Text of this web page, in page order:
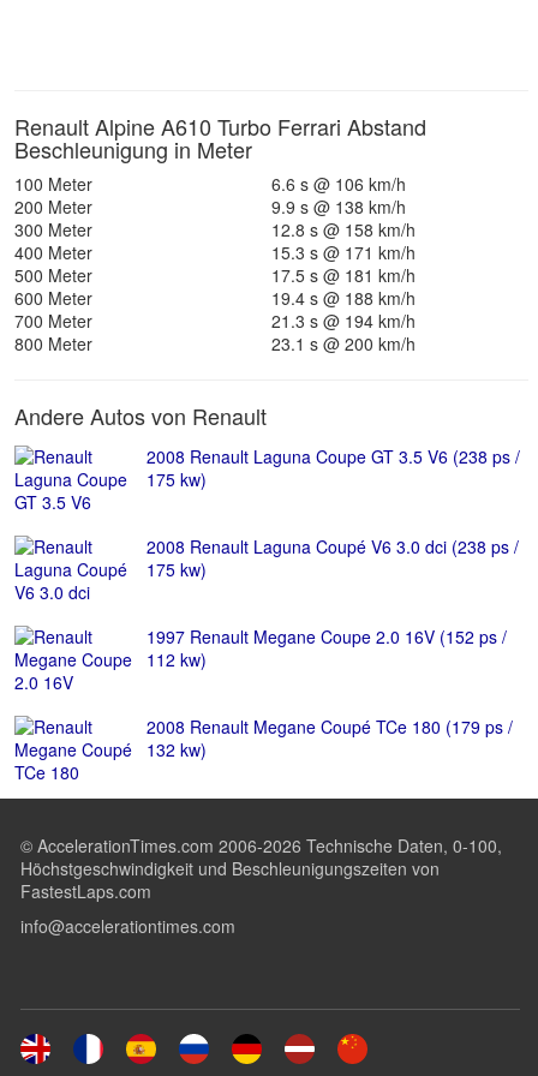
Renault Alpine A610 Turbo Ferrari Abstand
Beschleunigung in Meter
100 Meter
6.6 s @ 106 km/h
200 Meter
9.9 s @ 138 km/h
300 Meter
12.8 s @ 158 km/h
400 Meter
15.3 s @ 171 km/h
500 Meter
17.5 s @ 181 km/h
600 Meter
19.4 s @ 188 km/h
700 Meter
21.3 s @ 194 km/h
800 Meter
23.1 s @ 200 km/h
Andere Autos von Renault
2008 Renault Laguna Coupe GT 3.5 V6 (238 ps /
175 kw)
2008 Renault Laguna Coupé V6 3.0 dci (238 ps /
175 kw)
1997 Renault Megane Coupe 2.0 16V (152 ps /
112 kw)
2008 Renault Megane Coupé TCe 180 (179 ps /
132 kw)
© AccelerationTimes.com 2006-2026 Technische Daten, 0-100,
Höchstgeschwindigkeit und Beschleunigungszeiten von
FastestLaps.com
info@accelerationtimes.com